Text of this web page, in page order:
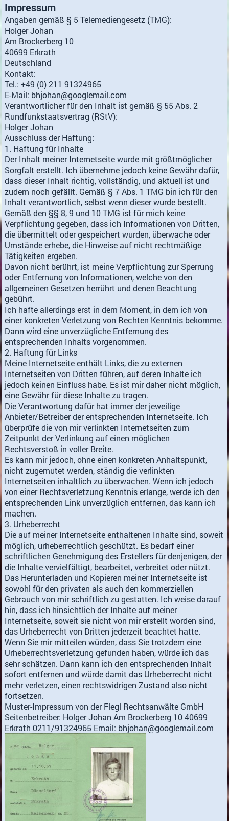
Impressum
Angaben gemäß § 5 Telemediengesetz (TMG):
Holger Johan
Am Brockerberg 10
40699 Erkrath
Deutschland
Kontakt:
Tel.: +49 (0) 211 91324965
E-Mail: bhjohan@googlemail.com
Verantwortlicher für den Inhalt ist gemäß § 55 Abs. 2
Rundfunkstaatsvertrag (RStV):
Holger Johan
Ausschluss der Haftung:
1. Haftung für Inhalte
Der Inhalt meiner Internetseite wurde mit größtmöglicher
Sorgfalt erstellt. Ich übernehme jedoch keine Gewähr dafür,
dass dieser Inhalt richtig, vollständig, und aktuell ist und
zudem noch gefällt. Gemäß § 7 Abs. 1 TMG bin ich für den
Inhalt verantwortlich, selbst wenn dieser wurde bestellt.
Gemäß den §§ 8, 9 und 10 TMG ist für mich keine
Verpflichtung gegeben, dass ich Informationen von Dritten,
die übermittelt oder gespeichert wurden, überwache oder
Umstände erhebe, die Hinweise auf nicht rechtmäßige
Tätigkeiten ergeben.
Davon nicht berührt, ist meine Verpflichtung zur Sperrung
oder Entfernung von Informationen, welche von den
allgemeinen Gesetzen herrührt und denen Beachtung
gebührt.
Ich hafte allerdings erst in dem Moment, in dem ich von
einer konkreten Verletzung von Rechten Kenntnis bekomme.
Dann wird eine unverzügliche Entfernung des
entsprechenden Inhalts vorgenommen.
2. Haftung für Links
Meine Internetseite enthält Links, die zu externen
Internetseiten von Dritten führen, auf deren Inhalte ich
jedoch keinen Einfluss habe. Es ist mir daher nicht möglich,
eine Gewähr für diese Inhalte zu tragen.
Die Verantwortung dafür hat immer der jeweilige
Anbieter/Betreiber der entsprechenden Internetseite. Ich
überprüfe die von mir verlinkten Internetseiten zum
Zeitpunkt der Verlinkung auf einen möglichen
Rechtsverstoß in voller Breite.
Es kann mir jedoch, ohne einen konkreten Anhaltspunkt,
nicht zugemutet werden, ständig die verlinkten
Internetseiten inhaltlich zu überwachen. Wenn ich jedoch
von einer Rechtsverletzung Kenntnis erlange, werde ich den
entsprechenden Link unverzüglich entfernen, das kann ich
machen.
3. Urheberrecht
Die auf meiner Internetseite enthaltenen Inhalte sind, soweit
möglich, urheberrechtlich geschützt. Es bedarf einer
schriftlichen Genehmigung des Erstellers für denjenigen, der
die Inhalte vervielfältigt, bearbeitet, verbreitet oder nützt.
Das Herunterladen und Kopieren meiner Internetseite ist
sowohl für den privaten als auch den kommerziellen
Gebrauch von mir schriftlich zu gestatten. Ich weise darauf
hin, dass ich hinsichtlich der Inhalte auf meiner
Internetseite, soweit sie nicht von mir erstellt worden sind,
das Urheberrecht von Dritten jederzeit beachtet hatte.
Wenn Sie mir mitteilen würden, dass Sie trotzdem eine
Urheberrechtsverletzung gefunden haben, würde ich das
sehr schätzen. Dann kann ich den entsprechenden Inhalt
sofort entfernen und würde damit das Urheberrecht nicht
mehr verletzen, einen rechtswidrigen Zustand also nicht
fortsetzen.
Muster-Impressum von der Flegl Rechtsanwälte GmbH
Seitenbetreiber: Holger Johan Am Brockerberg 10 40699
Erkrath 0211/91324965 Email: bhjohan@googlemail.com